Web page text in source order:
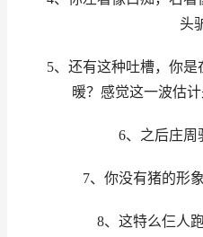
头
5、还有这种吐槽，你
暖？感觉这一波估
6、之后庄周
7、你没有猪的形
8、这特么仨人